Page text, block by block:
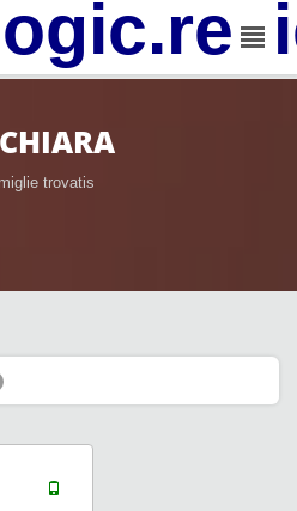
trovatis